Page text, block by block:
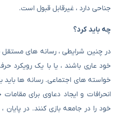
جناحی دارد ، غیرقابل قبول است.
چه باید کرد؟
در چنین شرایطی ، رسانه های مستقل
خود عاری باشند ، یا با یک رویکرد
خواسته های اجتماعی. رسانه ها
انحرافات و ایجاد دعاوی برای
خود را در جامعه بازی کنند. در پایان